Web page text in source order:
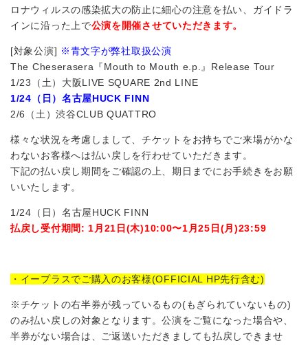
ロナウィルスの感染拡大の防止に細心の注意を払い、ガイドラ
インに沿った上で公演を開催させていただきます。
[対象公演] ※青文字が弊社取扱公演
The Cheserasera『Mouth to Mouth e.p.』Release Tour
1/23（土）大阪LIVE SQUARE 2nd LINE
1/24（日）名古屋HUCK FINN
2/6（土）渋谷CLUB QUATTRO
様々な状況を考慮しまして、チケットをお持ちでご来場がかな
わないお客様へは払い戻しを行わせていただきます。
下記の払い戻し期間をご確認の上、期日までにお手続きをお願
いいたします。
1/24（日）名古屋HUCK FINN
払戻し受付期間: 1月21日(木)10:00〜1月25日(月)23:59
・イープラスでご購入のお客様(OFFICIAL HP先行含む)
※チケットの右半券が残っているもの(もぎられていないもの)
のみ払い戻しの対象となります。公演をご覧になった場合や、
半券がない場合は、ご返送いただきましても払戻しできませ